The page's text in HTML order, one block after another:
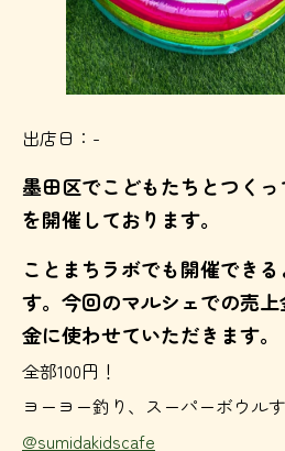
出店日：-
墨田区でこどもたちとつく
を開催しております。
ことまちラボでも開催でき
す。今回のマルシェでの売
金に使わせていただきます。
全部100円！
ヨーヨー釣り、スーパーボウル
@sumidakidscafe